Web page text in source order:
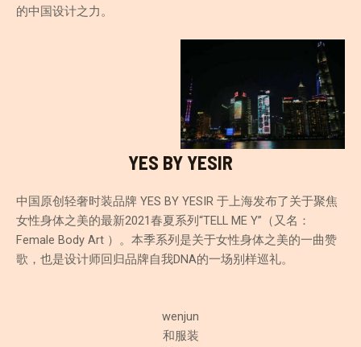
的中国设计之力。
YES BY YESIR
中国原创轻奢时装品牌 YES BY YESIR 于上海发布了关于聚焦
女性身体之美的最新2021春夏系列“TELL ME Y”（又名：
Female Body Art ）。本季系列是关于女性身体之美的一曲赞
歌，也是设计师回归品牌自我DNA的一场别样巡礼。
wenjun
和服装